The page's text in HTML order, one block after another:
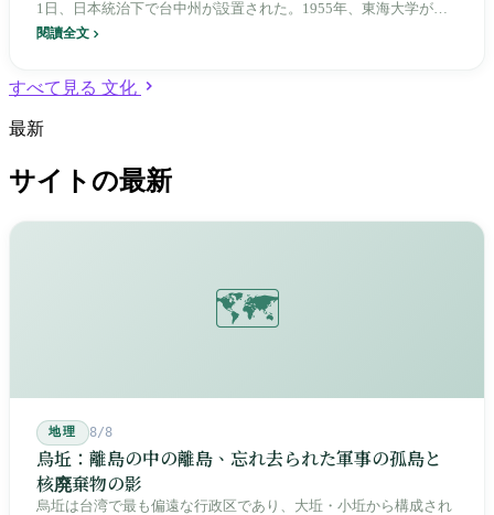
1日、日本統治下で台中州が設置された。1955年、東海大学が大
度山にキャンパスを構え、1963年には路思義教堂が落成した。
日、県と市が合併して直轄市へ昇格し、29区となった。2016年、
暮らすこの街は、123年の時を経て「第二の直轄市」の地位を獲
閱讀全文
すべて見る 文化
最新
サイトの最新
🗺️
地理 8/8
烏坵：離島の中の離島、忘れ去られた軍事の孤島と
核廃棄物の影
烏坵は台湾で最も偏遠な行政区であり、大坵・小坵から構成され